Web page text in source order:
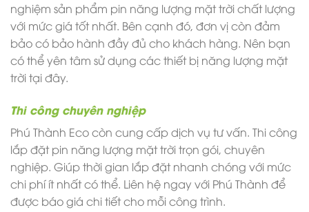
nghiệm sản phẩm pin năng lượng mặt trời chất lượng
với mức giá tốt nhất. Bên cạnh đó, đơn vị còn đảm
bảo có bảo hành đầy đủ cho khách hàng. Nên bạn
có thể yên tâm sử dụng các thiết bị năng lượng mặt
trời tại đây.
Thi công chuyên nghiệp
Phú Thành Eco còn cung cấp dịch vụ tư vấn. Thi công
lắp đặt pin năng lượng mặt trời trọn gói, chuyên
nghiệp. Giúp thời gian lắp đặt nhanh chóng với mức
chi phí ít nhất có thể. Liên hệ ngay với Phú Thành để
được báo giá chi tiết cho mỗi công trình.